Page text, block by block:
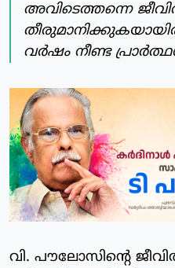
അവിടെത്തന്നെ
വര്‍ഷം നീണ്ട
വി. പൗലോസിന്റെ